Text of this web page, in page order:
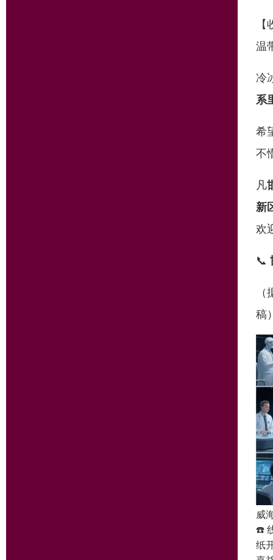
温
冷
系
希
不
凡
新
欢
📞
稿
威
☎️
纸